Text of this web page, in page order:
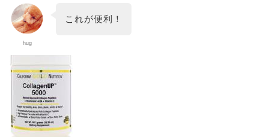
hug
これが便利！